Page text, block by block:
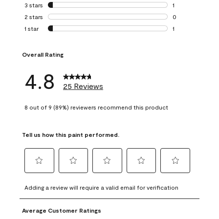
0 reviews with 4
3 stars stars
1
1 review with 3
2 stars stars
0
0 reviews with 2
1 star stars
1
Overall Rating
4.8 25 Reviews
8 out of 9 (89%) reviewers recommend this product
Tell us how this paint performed.
to
rate
the
item
to
rate
the
to
rate
the
item
to
rate
to
rate
Adding a review will require a valid email for verification
Average Customer Ratings